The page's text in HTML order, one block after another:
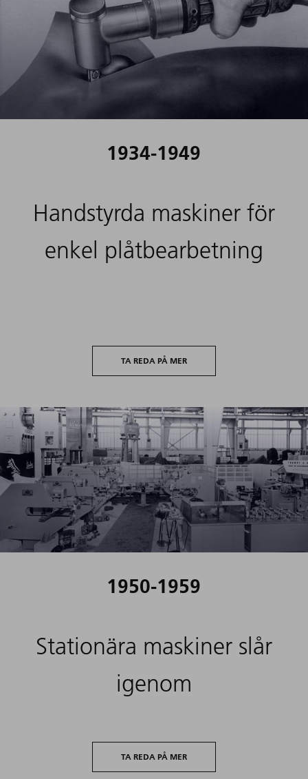
1934-1949
Handstyrda maskiner för
enkel plåtbearbetning
TA REDA PÅ MER
1950-1959
Stationära maskiner slår
igenom
TA REDA PÅ MER